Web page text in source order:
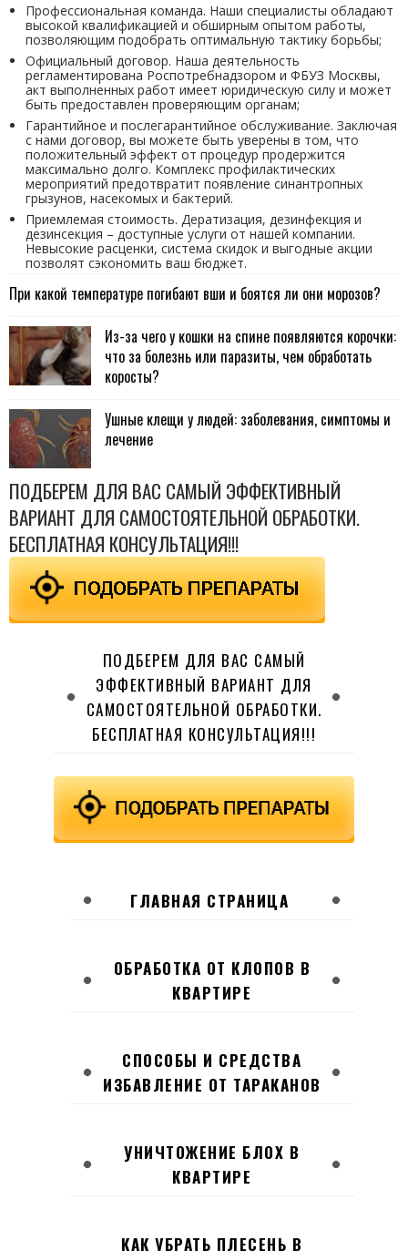
Профессиональная команда. Наши специалисты обладают
высокой квалификацией и обширным опытом работы,
позволяющим подобрать оптимальную тактику борьбы;
Официальный договор. Наша деятельность
регламентирована Роспотребнадзором и ФБУЗ Москвы,
акт выполненных работ имеет юридическую силу и может
быть предоставлен проверяющим органам;
Гарантийное и послегарантийное обслуживание. Заключая
с нами договор, вы можете быть уверены в том, что
положительный эффект от процедур продержится
максимально долго. Комплекс профилактических
мероприятий предотвратит появление синантропных
грызунов, насекомых и бактерий.
Приемлемая стоимость. Дератизация, дезинфекция и
дезинсекция – доступные услуги от нашей компании.
Невысокие расценки, система скидок и выгодные акции
позволят сэкономить ваш бюджет.
При какой температуре погибают вши и боятся ли они морозов?
Из-за чего у кошки на спине появляются корочки:
что за болезнь или паразиты, чем обработать
коросты?
Ушные клещи у людей: заболевания, симптомы и
лечение
ПОДБЕРЕМ ДЛЯ ВАС САМЫЙ ЭФФЕКТИВНЫЙ
ВАРИАНТ ДЛЯ САМОСТОЯТЕЛЬНОЙ ОБРАБОТКИ.
БЕСПЛАТНАЯ КОНСУЛЬТАЦИЯ!!!
ПОДБЕРЕМ ДЛЯ ВАС САМЫЙ
ЭФФЕКТИВНЫЙ ВАРИАНТ ДЛЯ
САМОСТОЯТЕЛЬНОЙ ОБРАБОТКИ.
БЕСПЛАТНАЯ КОНСУЛЬТАЦИЯ!!!
ГЛАВНАЯ СТРАНИЦА
ОБРАБОТКА ОТ КЛОПОВ В
КВАРТИРЕ
СПОСОБЫ И СРЕДСТВА
ИЗБАВЛЕНИЕ ОТ ТАРАКАНОВ
УНИЧТОЖЕНИЕ БЛОХ В
КВАРТИРЕ
КАК УБРАТЬ ПЛЕСЕНЬ В